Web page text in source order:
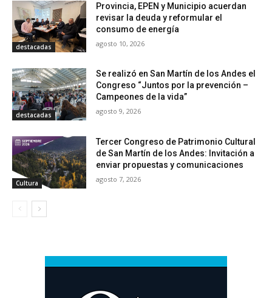
destacadas
Provincia, EPEN y Municipio acuerdan
revisar la deuda y reformular el
consumo de energía
agosto 10, 2026
destacadas
Se realizó en San Martín de los Andes el
Congreso “Juntos por la prevención –
Campeones de la vida”
agosto 9, 2026
Cultura
Tercer Congreso de Patrimonio Cultural
de San Martín de los Andes: Invitación a
enviar propuestas y comunicaciones
agosto 7, 2026